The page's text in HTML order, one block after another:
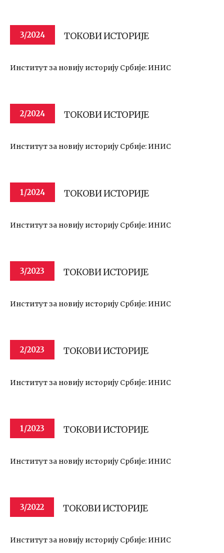
3/2024 ТОКОВИ ИСТОРИЈЕ
Институт за новију историју Србије: ИНИС
2/2024 ТОКОВИ ИСТОРИЈЕ
Институт за новију историју Србије: ИНИС
1/2024 ТОКОВИ ИСТОРИЈЕ
Институт за новију историју Србије: ИНИС
3/2023 ТОКОВИ ИСТОРИЈЕ
Институт за новију историју Србије: ИНИС
2/2023 ТОКОВИ ИСТОРИЈЕ
Институт за новију историју Србије: ИНИС
1/2023 ТОКОВИ ИСТОРИЈЕ
Институт за новију историју Србије: ИНИС
3/2022 ТОКОВИ ИСТОРИЈЕ
Институт за новију историју Србије: ИНИС